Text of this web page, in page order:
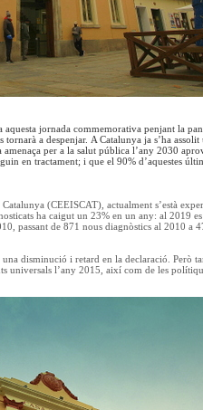
jornada commemorativa penjant la
tornarà a despenjar. A Catalunya ja s’ha
per a la salut pública l’any 2030
en tractament; i que el 90% d’aquestes
(CEEISCAT), actualment s’està
ha caigut un 23% en un any: al 2019
passant de 871 nous diagnòstics al 2010 a
disminució i retard en la declaració. Però
universals l’any 2015, així com de les